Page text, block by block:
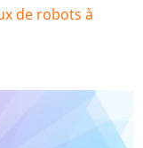
de robots à